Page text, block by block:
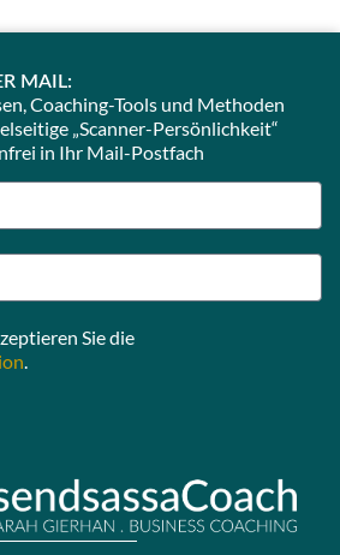
MAIL:
Coaching-Tools und Methoden
„Scanner-Persönlichkeit“
in Ihr Mail-Postfach
Sie die
.